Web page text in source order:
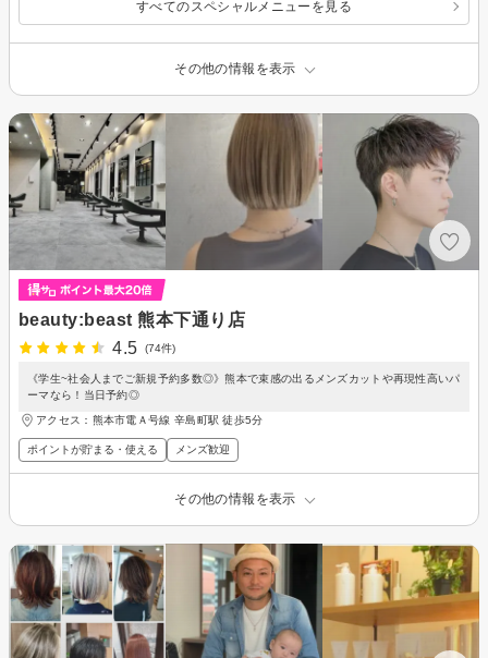
すべてのスペシャルメニューを見る
その他の情報を表示
beauty:beast 熊本下通り店
4.5
(74件)
《学生~社会人までご新規予約多数◎》熊本で束感の出るメンズカットや再現性高いパ
ーマなら！当日予約◎
アクセス：熊本市電Ａ号線 辛島町駅 徒歩5分
ポイントが貯まる・使える メンズ歓迎
その他の情報を表示